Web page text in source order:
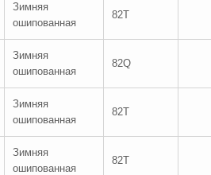
Зимняя
ошипованная
82T
Зимняя
ошипованная
82Q
Зимняя
ошипованная
82T
Зимняя
ошипованная
82T